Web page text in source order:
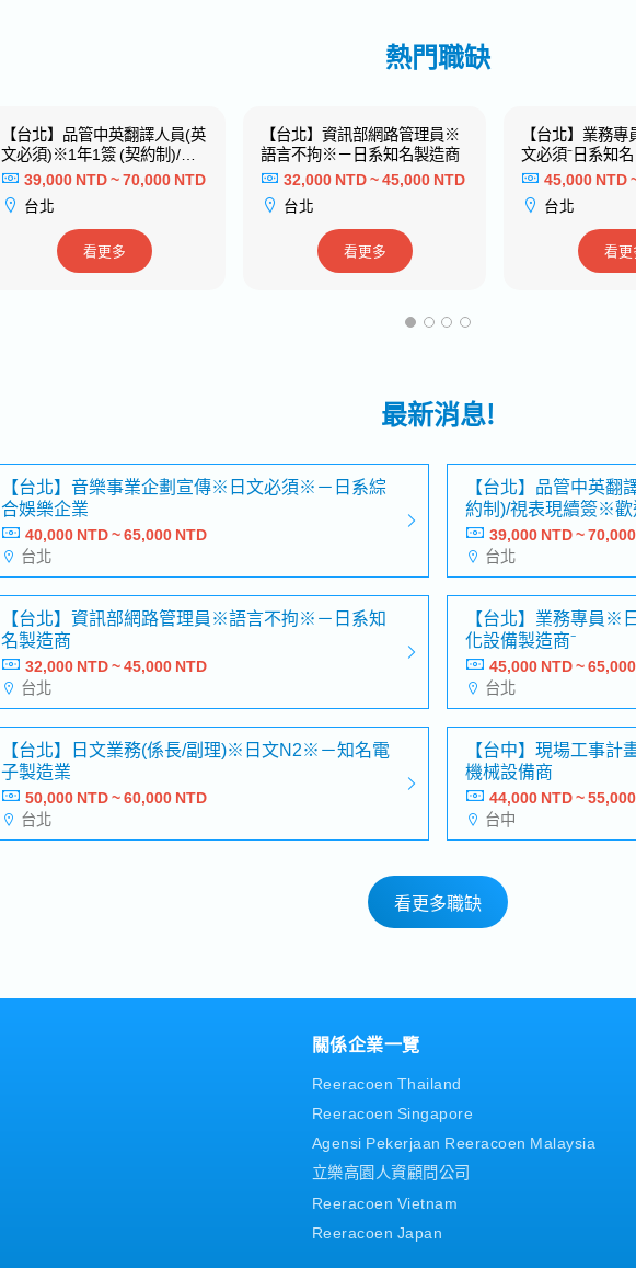
熱門職缺
【台北】品管中英翻譯人員(英
文必須)※1年1簽 (契約制)/視
表現續簽※歡迎新鮮人－知名
日系專案工程
39,000 NTD ~ 70,000 NTD
台北
看更多
【台北】資訊部網路管理員※
語言不拘※－日系知名製造商
32,000 NTD ~ 45,000 NTD
台北
看更多
【台北】業務
文必須⁻日系知名
造商⁻45,000 NTD
台北
看更
最新消息!
【台北】音樂事業企劃宣傳※日文必須※－日系綜
合娛樂企業
40,000 NTD ~ 65,000 NTD
台北
【台北】品管中英
約制)/視表現續簽※
程 39,000 NTD ~
台北
【台北】資訊部網路管理員※語言不拘※－日系知
名製造商
32,000 NTD ~ 45,000 NTD
台北
【台北】業務專員※
化設備製造商⁻
45,000 NTD ~
台北
【台北】日文業務(係長/副理)※日文N2※－知名電
子製造業
50,000 NTD ~ 60,000 NTD
台北
【台中】現場工事
機械設備商
44,000 NTD ~
台中
看更多職缺
關係企業一覽
Reeracoen Thailand
Reeracoen Singapore
Agensi Pekerjaan Reeracoen Malaysia
立樂高園人資顧問公司
Reeracoen Vietnam
Reeracoen Japan